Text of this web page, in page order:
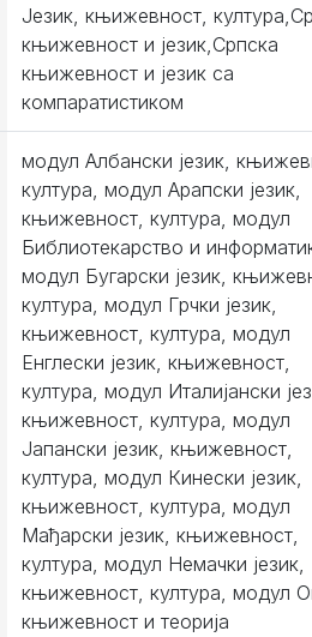
Језик, књижевност,
књижевност и језик,Српска
књижевност и језик са
компаратистиком
модул Албански језик,
култура, модул Арапски језик,
књижевност, култура, модул
Библиотекарство и
модул Бугарски језик,
култура, модул Грчки језик,
књижевност, култура, модул
Енглески језик, књижевност,
култура, модул Италијански
књижевност, култура, модул
Јапански језик, књижевност,
култура, модул Кинески језик,
књижевност, култура, модул
Мађарски језик, књижевност,
култура, модул Немачки језик,
књижевност, култура, модул
књижевност и теорија